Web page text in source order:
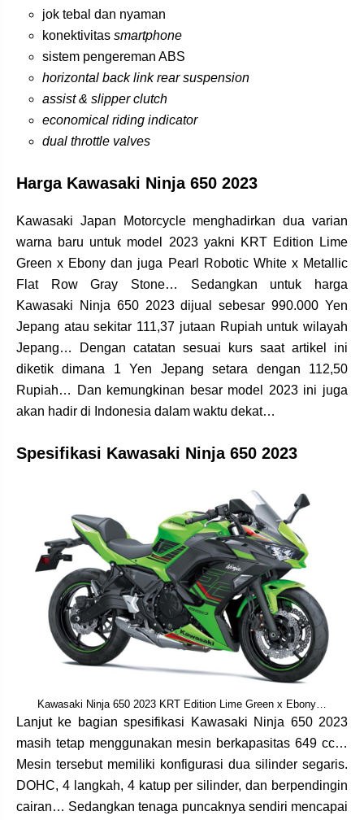
jok tebal dan nyaman
konektivitas smartphone
sistem pengereman ABS
horizontal back link rear suspension
assist & slipper clutch
economical riding indicator
dual throttle valves
Harga Kawasaki Ninja 650 2023
Kawasaki Japan Motorcycle menghadirkan dua varian
warna baru untuk model 2023 yakni KRT Edition Lime
Green x Ebony dan juga Pearl Robotic White x Metallic
Flat Row Gray Stone… Sedangkan untuk harga
Kawasaki Ninja 650 2023 dijual sebesar 990.000 Yen
Jepang atau sekitar 111,37 jutaan Rupiah untuk wilayah
Jepang… Dengan catatan sesuai kurs saat artikel ini
diketik dimana 1 Yen Jepang setara dengan 112,50
Rupiah… Dan kemungkinan besar model 2023 ini juga
akan hadir di Indonesia dalam waktu dekat…
Spesifikasi Kawasaki Ninja 650 2023
Kawasaki Ninja 650 2023 KRT Edition Lime Green x Ebony…
Lanjut ke bagian spesifikasi Kawasaki Ninja 650 2023
masih tetap menggunakan mesin berkapasitas 649 cc…
Mesin tersebut memiliki konfigurasi dua silinder segaris.
DOHC, 4 langkah, 4 katup per silinder, dan berpendingin
cairan… Sedangkan tenaga puncaknya sendiri mencapai